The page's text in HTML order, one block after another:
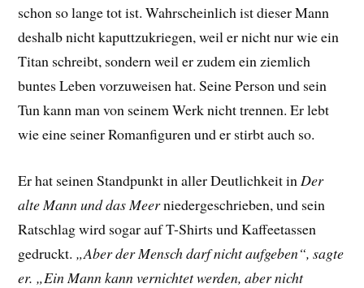
schon so lange tot ist. Wahrscheinlich ist dieser Mann
deshalb nicht kaputtzukriegen, weil er nicht nur wie ein
Titan schreibt, sondern weil er zudem ein ziemlich
buntes Leben vorzuweisen hat. Seine Person und sein
Tun kann man von seinem Werk nicht trennen. Er lebt
wie eine seiner Romanfiguren und er stirbt auch so.
Er hat seinen Standpunkt in aller Deutlichkeit in Der
alte Mann und das Meerniedergeschrieben, und sein
Ratschlag wird sogar auf T-Shirts und Kaffeetassen
gedruckt. „Aber der Mensch darf nicht aufgeben“, sagte
er. „Ein Mann kann vernichtet werden, aber nicht